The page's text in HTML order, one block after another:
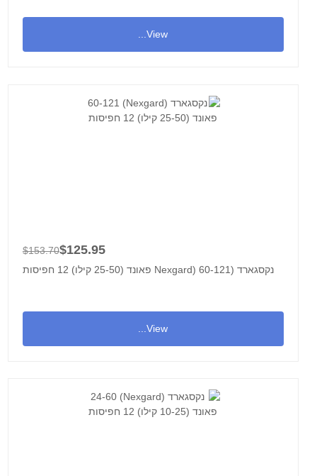
View...
$125.95
$153.70
נקסגארד (Nexgard) 60-121 פאונד (25-50 קילו) 12 חפיסות
View...